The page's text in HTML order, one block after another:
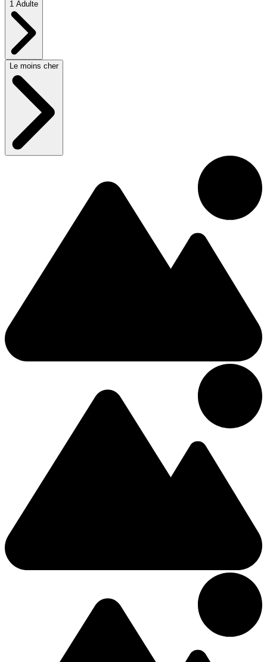
1 Adulte
Le moins cher
Travellers Inn Fredericton NB
2 (+1 Des énfants)
Double
92,09 €
/Nuit
Lincoln Inn Fredericton
4 (+3 Des énfants)
Famille
1214 Lincoln Rd